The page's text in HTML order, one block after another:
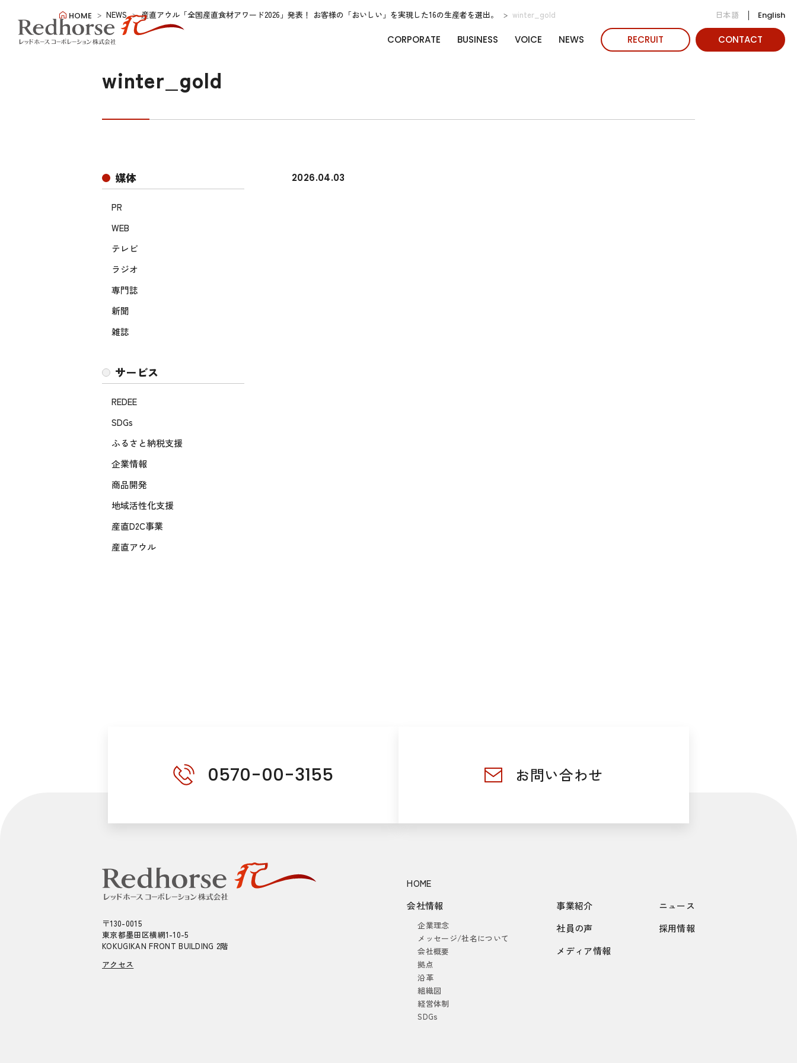
日本語 English
CORPORATE BUSINESS VOICE NEWS RECRUIT CONTACT
HOME NEWS 産直アウル「全国産直食材アワード2026」発表！ お客様の「おいしい」を実現した16の生産者を選出。 winter_gold
winter_gold
媒体
PR
WEB
テレビ
ラジオ
専門誌
新聞
雑誌
サービス
REDEE
SDGs
ふるさと納税支援
企業情報
商品開発
地域活性化支援
産直D2C事業
産直アウル
2026.04.03
0570-00-3155 お問い合わせ
〒130-0015
東京都墨田区横網1-10-5
KOKUGIKAN FRONT BUILDING 2階
アクセス
HOME
会社情報
企業理念
メッセージ/社名について
会社概要
拠点
沿革
組織図
経営体制
SDGs
事業紹介
社員の声
メディア情報
ニュース
採用情報